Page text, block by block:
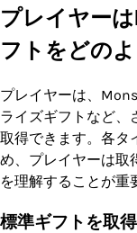
プレイヤー
フトをどの
プレイヤーは、
ライズギフトなど、
取得できます。各タ
め、プレイヤーは取
を理解することが重
標準ギフトを取